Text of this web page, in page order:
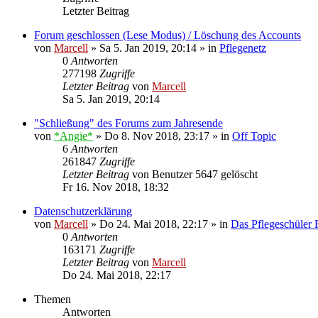
Letzter Beitrag
Forum geschlossen (Lese Modus) / Löschung des Accounts
von Marcell » Sa 5. Jan 2019, 20:14 » in Pflegenetz
0 Antworten
277198 Zugriffe
Letzter Beitrag von Marcell
Sa 5. Jan 2019, 20:14
"Schließung" des Forums zum Jahresende
von *Angie* » Do 8. Nov 2018, 23:17 » in Off Topic
6 Antworten
261847 Zugriffe
Letzter Beitrag von Benutzer 5647 gelöscht
Fr 16. Nov 2018, 18:32
Datenschutzerklärung
von Marcell » Do 24. Mai 2018, 22:17 » in Das Pflegeschüler
0 Antworten
163171 Zugriffe
Letzter Beitrag von Marcell
Do 24. Mai 2018, 22:17
Themen
Antworten